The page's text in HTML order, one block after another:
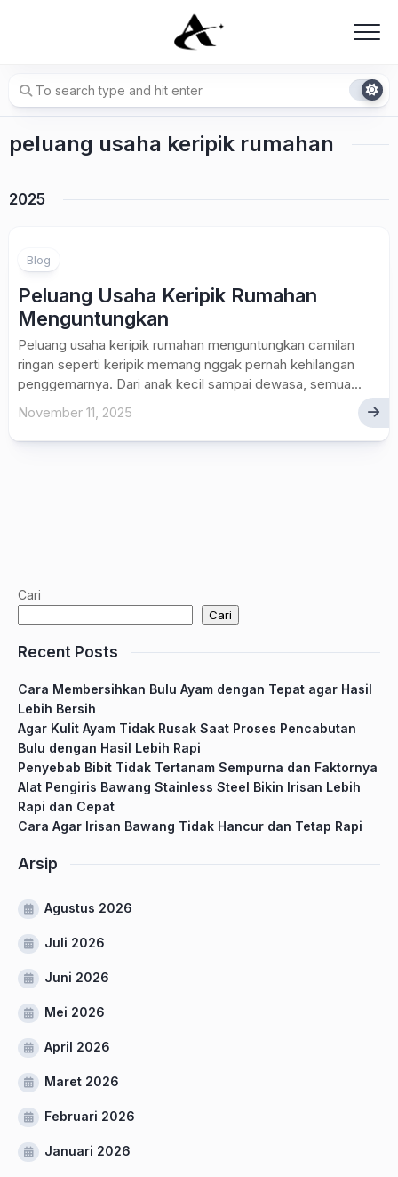
peluang usaha keripik rumahan
2025
Blog
Peluang Usaha Keripik Rumahan
Menguntungkan
Peluang usaha keripik rumahan menguntungkan camilan
ringan seperti keripik memang nggak pernah kehilangan
penggemarnya. Dari anak kecil sampai dewasa, semua...
November 11, 2025
Cari
Cari
Recent Posts
Cara Membersihkan Bulu Ayam dengan Tepat agar Hasil
Lebih Bersih
Agar Kulit Ayam Tidak Rusak Saat Proses Pencabutan
Bulu dengan Hasil Lebih Rapi
Penyebab Bibit Tidak Tertanam Sempurna dan Faktornya
Alat Pengiris Bawang Stainless Steel Bikin Irisan Lebih
Rapi dan Cepat
Cara Agar Irisan Bawang Tidak Hancur dan Tetap Rapi
Arsip
Agustus 2026
Juli 2026
Juni 2026
Mei 2026
April 2026
Maret 2026
Februari 2026
Januari 2026